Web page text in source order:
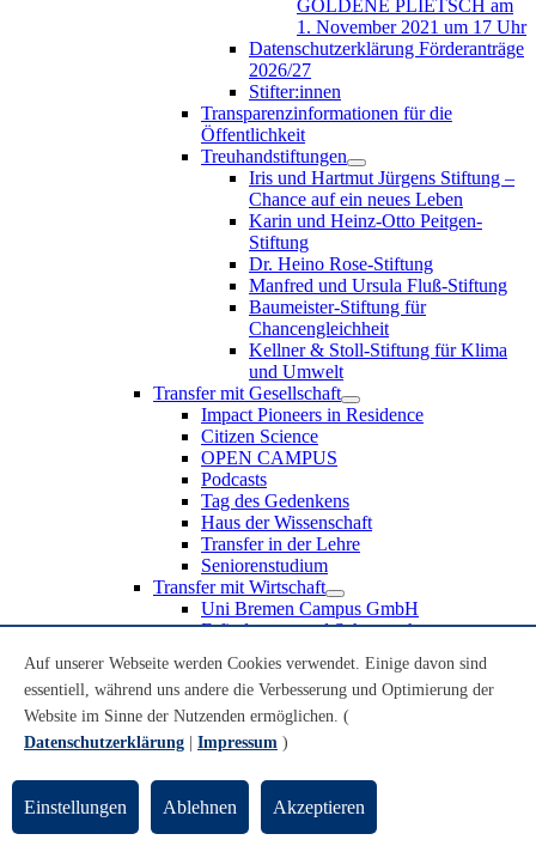
GOLDENE PLIETSCH am
1. November 2021 um 17 Uhr
Datenschutzerklärung Förderanträge
2026/27
Stifter:innen
Transparenzinformationen für die
Öffentlichkeit
Treuhandstiftungen
Iris und Hartmut Jürgens Stiftung –
Chance auf ein neues Leben
Karin und Heinz-Otto Peitgen-
Stiftung
Dr. Heino Rose-Stiftung
Manfred und Ursula Fluß-Stiftung
Baumeister-Stiftung für
Chancengleichheit
Kellner & Stoll-Stiftung für Klima
und Umwelt
Transfer mit Gesellschaft
Impact Pioneers in Residence
Citizen Science
OPEN CAMPUS
Podcasts
Tag des Gedenkens
Haus der Wissenschaft
Transfer in der Lehre
Seniorenstudium
Transfer mit Wirtschaft
Uni Bremen Campus GmbH
Erfindungen und Schutzrechte
Recruiting an der Universität Bremen
Weiterbildung an der Universität Bremen
Transfer mit Schule
Schülerinnen und Schüler
Schulklassen
Lehrkräfte
Gründungsunterstützung
Auf unserer Webseite werden Cookies verwendet. Einige davon sind
essentiell, während uns andere die Verbesserung und Optimierung der
Website im Sinne der Nutzenden ermöglichen. (
Datenschutzerklärung
Impressum )
Einstellungen Ablehnen Akzeptieren